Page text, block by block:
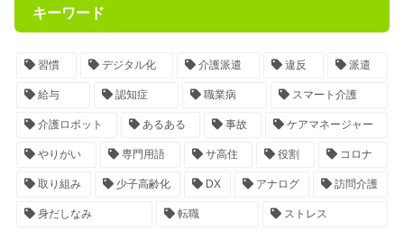
キーワード
習慣 デジタル化 介護派遣 違反 派遣
給与 認知症 職業病 スマート介護
介護ロボット あるある 事故 ケアマネージャー
やりがい 専門用語 サ高住 役割 コロナ
取り組み 少子高齢化 DX アナログ 訪問介護
身だしなみ 転職 ストレス